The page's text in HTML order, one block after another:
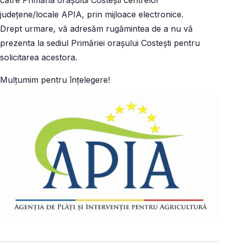
județene/locale APIA, prin mijloace electronice.
Drept urmare, vă adresăm rugămintea de a nu vă
prezenta la sediul Primăriei orașului Costești pentru
solicitarea acestora.
Mulțumim pentru înțelegere!